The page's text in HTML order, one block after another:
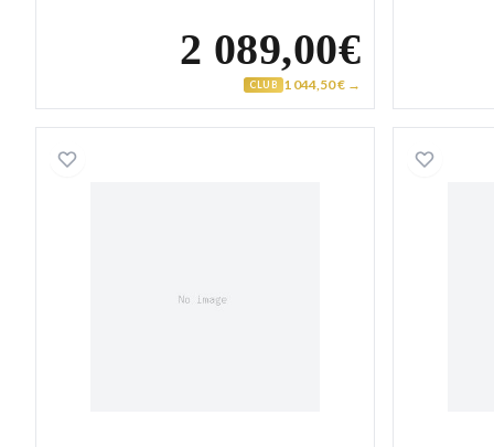
2 089,00€
CLUB 1 044,50 € →